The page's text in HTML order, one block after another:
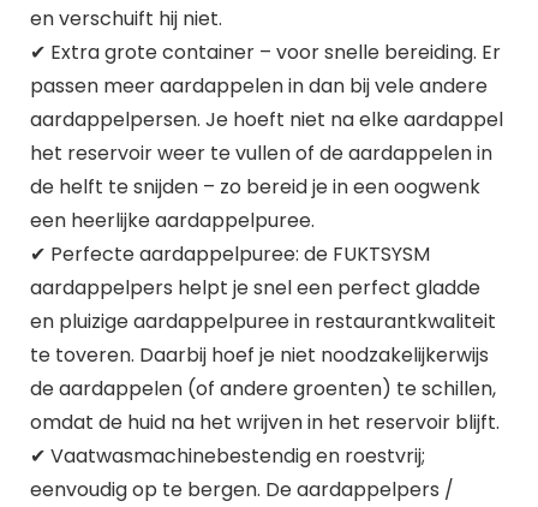
en verschuift hij niet.
✔ Extra grote container – voor snelle bereiding. Er
passen meer aardappelen in dan bij vele andere
aardappelpersen. Je hoeft niet na elke aardappel
het reservoir weer te vullen of de aardappelen in
de helft te snijden – zo bereid je in een oogwenk
een heerlijke aardappelpuree.
✔ Perfecte aardappelpuree: de FUKTSYSM
aardappelpers helpt je snel een perfect gladde
en pluizige aardappelpuree in restaurantkwaliteit
te toveren. Daarbij hoef je niet noodzakelijkerwijs
de aardappelen (of andere groenten) te schillen,
omdat de huid na het wrijven in het reservoir blijft.
✔ Vaatwasmachinebestendig en roestvrij;
eenvoudig op te bergen. De aardappelpers /